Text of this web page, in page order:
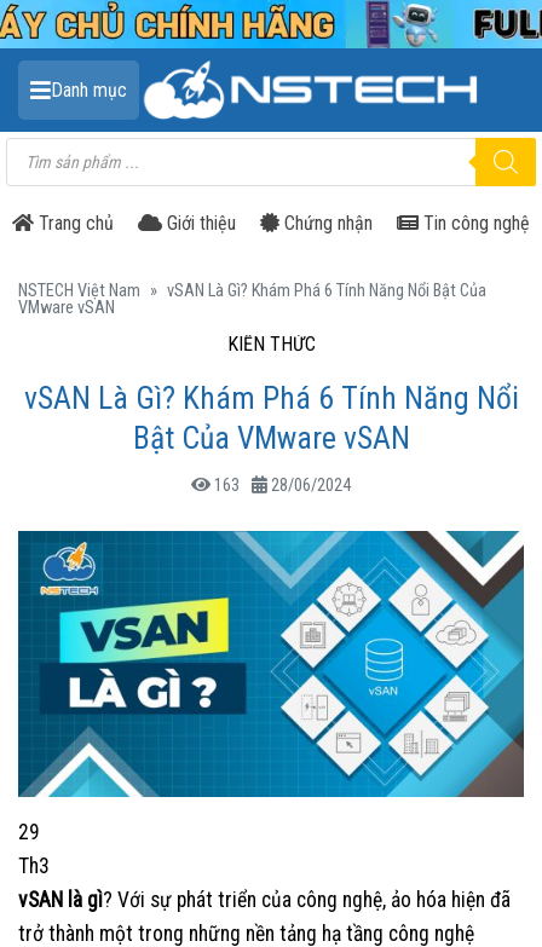
Danh mục
Tìm
kiếm
sản
Trang chủ
Giới thiệu Chứng nhận Tin công nghệ
NSTECH Việt Nam » vSAN Là Gì? Khám Phá 6 Tính Năng Nổi Bật Của
VMware vSAN
KIẾN THỨC
vSAN Là Gì? Khám Phá 6 Tính Năng Nổi
Bật Của VMware vSAN
163 28/06/2024
29
Th3
vSAN là gì? Với sự phát triển của công nghệ, ảo hóa hiện đã
trở thành một trong những nền tảng hạ tầng công nghệ